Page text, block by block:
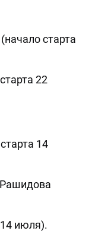
старта
22
14
июля).